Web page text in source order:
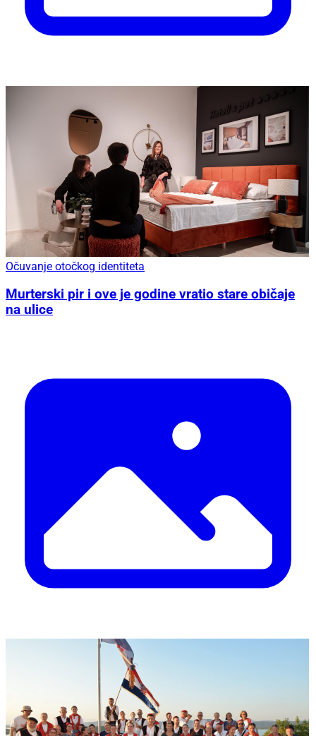
Očuvanje otočkog identiteta
Murterski pir i ove je godine vratio stare običaje
na ulice